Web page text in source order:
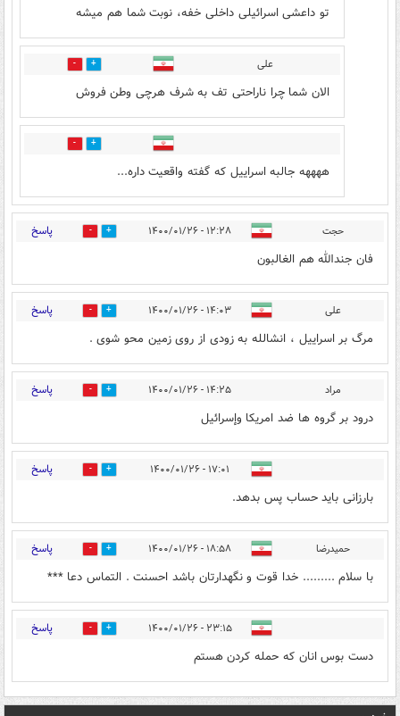
تو داعشی اسرائیلی داخلی خفه، نوبت شما هم میشه
علی 5
الان شما چرا ناراحتی تف به شرف هرچی وطن فروش
5
ههههه جالبه اسراییل که گفته واقعیت داره...
حجت ۱۲:۲۸ - ۱۴۰۰/۰۱/۲۶ 20 پاسخ
فان جندالله هم الغالبون
علی ۱۴:۰۳ - ۱۴۰۰/۰۱/۲۶ 6 پاسخ
مرگ بر اسراییل ، انشالله به زودی از روی زمین محو شوی .
مراد ۱۴:۲۵ - ۱۴۰۰/۰۱/۲۶ 3 پاسخ
درود بر گروه ها ضد امريكا وإسرائيل
۱۷:۰۱ - ۱۴۰۰/۰۱/۲۶ 5 پاسخ
بارزانی باید حساب پس بدهد.
حمیدرضا ۱۸:۵۸ - ۱۴۰۰/۰۱/۲۶ 8 پاسخ
با سلام ......... خدا قوت و نگهدارتان باشد احسنت . التماس دعا ***
۲۳:۱۵ - ۱۴۰۰/۰۱/۲۶ 3 پاسخ
دست بوس انان که حمله کردن هستم